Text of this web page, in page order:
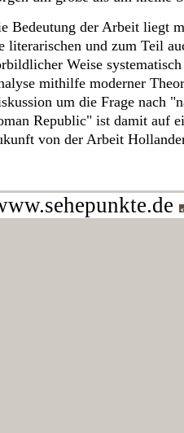
Bedeutung der Arbeit liegt
literarischen und zum Teil
Weise
mithilfe moderner
um die Frage nach
Republic" ist damit auf
von der Arbeit